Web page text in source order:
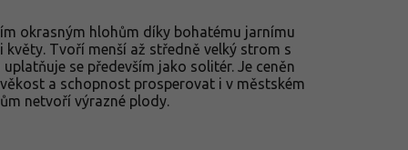
okrasným hlohům díky bohatému jarnímu
květy. Tvoří menší až středně velký strom s
se především jako solitér. Je ceněn
a schopnost prosperovat i v městském
netvoří výrazné plody.